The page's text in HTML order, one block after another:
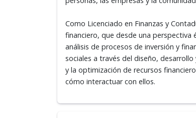
Como Licenciado en Finanzas y
financiero, que desde una perspectiva
análisis de procesos de inversión y
sociales a través del diseño,
y la optimización de recursos
cómo interactuar con ellos.